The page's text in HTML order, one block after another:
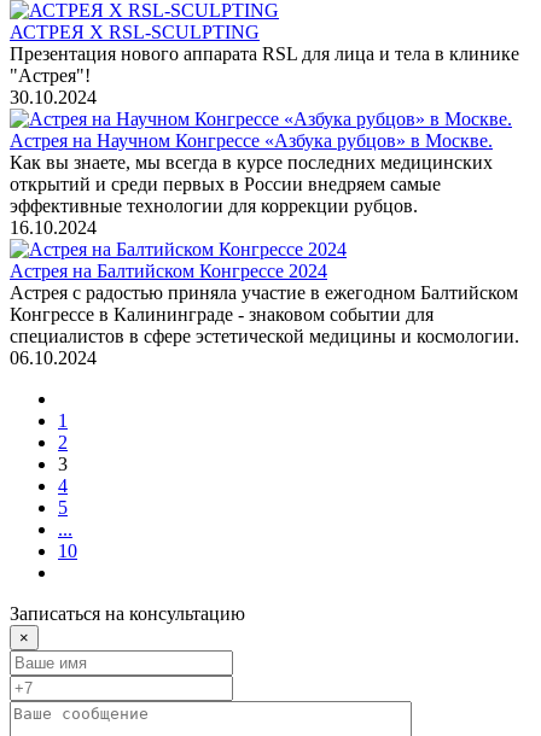
АСТРЕЯ Х RSL-SCULPTING
Презентация нового аппарата RSL для лица и тела в клинике
"Астрея"!
30.10.2024
Астрея на Научном Конгрессе «Азбука рубцов» в Москве.
Как вы знаете, мы всегда в курсе последних медицинских
открытий и среди первых в России внедряем самые
эффективные технологии для коррекции рубцов.
16.10.2024
Астрея на Балтийском Конгрессе 2024
Астрея с радостью приняла участие в ежегодном Балтийском
Конгрессе в Калининграде - знаковом событии для
специалистов в сфере эстетической медицины и космологии.
06.10.2024
1
2
3
4
5
...
10
Записаться на консультацию
×